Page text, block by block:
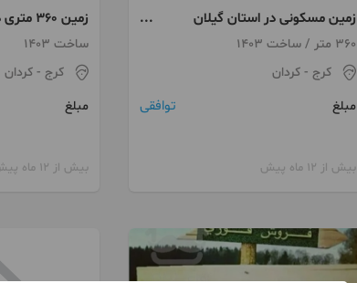
زمین مسکونی در استان گیلان
سیاهکل
360 متر / ساخت 1403
کرج - کردان
مبلغ
توافقی
بیش از 12 ماه پیش
زمین ۳۶۰ متری در استان گیلان
ساخت 1403
کرج- کردان
مبلغ
بیش از 12 ماه پیش